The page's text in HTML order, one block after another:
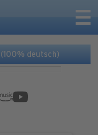
(100% deutsch)